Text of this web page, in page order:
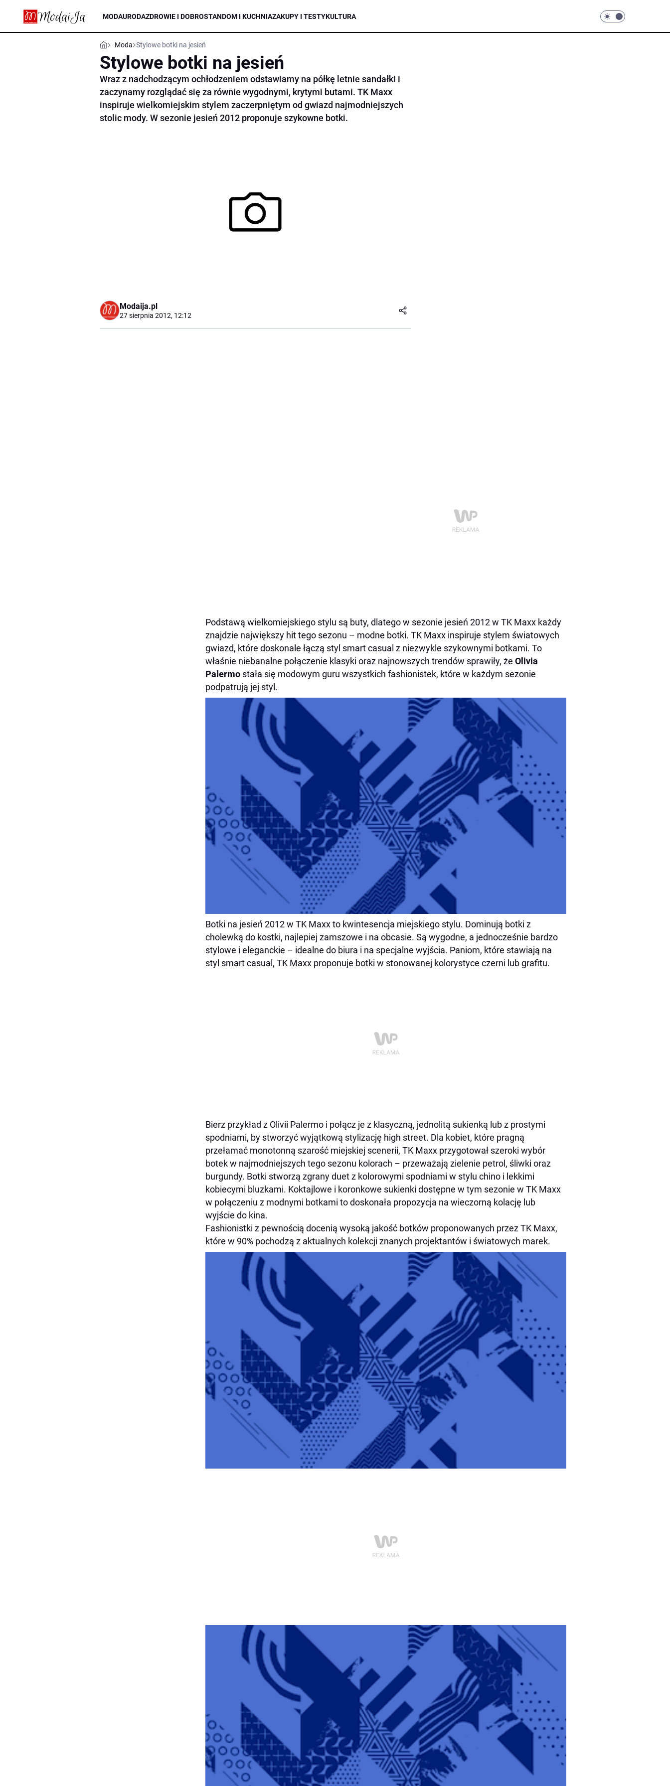
MODAURODAZDROWIE I DOBROSTANDOM I KUCHNIAZAKUPY I TESTYKULTURA
Moda Stylowe botki na jesień
Stylowe botki na jesień
Wraz z nadchodzącym ochłodzeniem odstawiamy na półkę letnie sandałki i
zaczynamy rozglądać się za równie wygodnymi, krytymi butami. TK Maxx
inspiruje wielkomiejskim stylem zaczerpniętym od gwiazd najmodniejszych
stolic mody. W sezonie jesień 2012 proponuje szykowne botki.
Modaija.pl
27 sierpnia 2012, 12:12
Podstawą wielkomiejskiego stylu są buty, dlatego w sezonie jesień 2012 w TK Maxx każdy
znajdzie największy hit tego sezonu – modne botki. TK Maxx inspiruje stylem światowych
gwiazd, które doskonale łączą styl smart casual z niezwykle szykownymi botkami. To
właśnie niebanalne połączenie klasyki oraz najnowszych trendów sprawiły, że Olivia
Palermo stała się modowym guru wszystkich fashionistek, które w każdym sezonie
podpatrują jej styl.
Botki na jesień 2012 w TK Maxx to kwintesencja miejskiego stylu. Dominują botki z
cholewką do kostki, najlepiej zamszowe i na obcasie. Są wygodne, a jednocześnie bardzo
stylowe i eleganckie – idealne do biura i na specjalne wyjścia. Paniom, które stawiają na
styl smart casual, TK Maxx proponuje botki w stonowanej kolorystyce czerni lub grafitu.
Bierz przykład z Olivii Palermo i połącz je z klasyczną, jednolitą sukienką lub z prostymi
spodniami, by stworzyć wyjątkową stylizację high street. Dla kobiet, które pragną
przełamać monotonną szarość miejskiej scenerii, TK Maxx przygotował szeroki wybór
botek w najmodniejszych tego sezonu kolorach – przeważają zielenie petrol, śliwki oraz
burgundy. Botki stworzą zgrany duet z kolorowymi spodniami w stylu chino i lekkimi
kobiecymi bluzkami. Koktajlowe i koronkowe sukienki dostępne w tym sezonie w TK Maxx
w połączeniu z modnymi botkami to doskonała propozycja na wieczorną kolację lub
wyjście do kina.
Fashionistki z pewnością docenią wysoką jakość botków proponowanych przez TK Maxx,
które w 90% pochodzą z aktualnych kolekcji znanych projektantów i światowych marek.